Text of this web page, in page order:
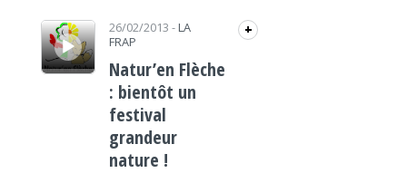
Lecteur audio 26/02/2013 - LA
FRAP
+
Natur’en Flèche
: bientôt un
festival
grandeur
nature !